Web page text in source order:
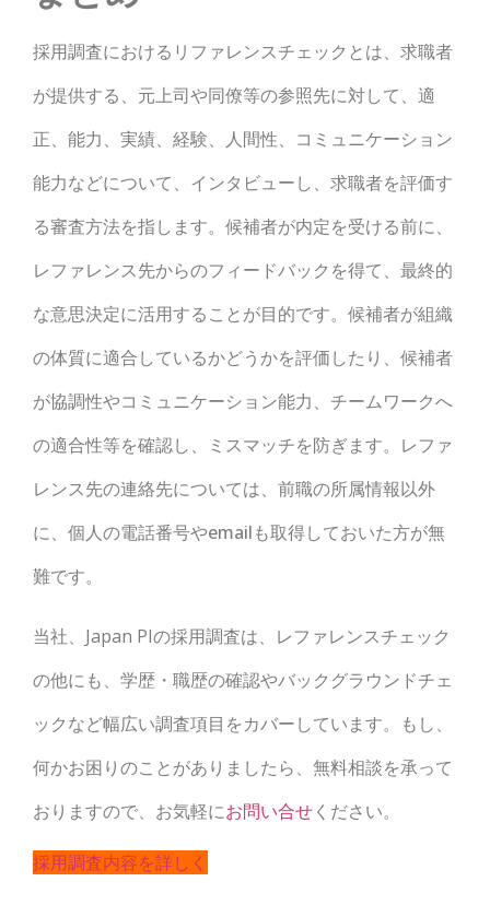
採用調査におけるリファレンスチェックとは、求職者
が提供する、元上司や同僚等の参照先に対して、適
正、能力、実績、経験、人間性、コミュニケーション
能力などについて、インタビューし、求職者を評価す
る審査方法を指します。候補者が内定を受ける前に、
レファレンス先からのフィードバックを得て、最終的
な意思決定に活用することが目的です。 候補者が組織
の体質に適合しているかどうかを評価したり、候補者
が協調性やコミュニケーション能力、チームワークへ
の適合性等を確認し、ミスマッチを防ぎます。 レファ
レンス先の連絡先については、前職の所属情報以外
に、個人の電話番号やemailも取得しておいた方が無
難です。
当社、Japan PIの採用調査は、レファレンスチェック
の他にも、学歴・職歴の確認やバックグラウンドチェ
ックなど幅広い調査項目をカバーしています。もし、
何かお困りのことがありましたら、無料相談を承って
おりますので、お気軽にお問い合せください。
採用調査内容を詳しく